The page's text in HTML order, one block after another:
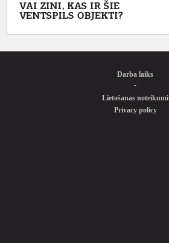
Darba laiks
-
Lietošanas noteikumi
Privacy policy